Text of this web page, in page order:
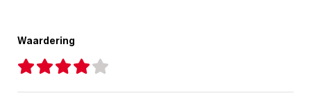
Waardering